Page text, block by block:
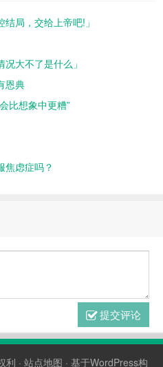
什么」
局，交给上帝吧!」
大不了是什么」
恩典
比想象中更糟”
焦虑症吗？
提交评论
利 · 站点地图 · 基于WordPress构